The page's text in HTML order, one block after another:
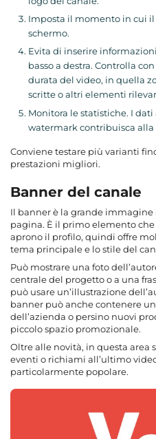
Imposta il momento in cui
schermo.
Evita di inserire
basso a destra. Controlla
durata del video, in quella
scritte o altri elementi
Monitora le statistiche. I
watermark contribuisca alla
Conviene testare più varianti
prestazioni migliori.
Banner del canale
Il banner è la grande
pagina. È il primo elemento
aprono il profilo, quindi offre
tema principale e lo stile del
Può mostrare una foto
centrale del progetto o a una
può usare un’illustrazione
banner può anche contenere
dell’azienda o persino nuovi
piccolo spazio promozionale.
Oltre alle novità, in questa area
eventi o richiami all’ultimo
particolarmente popolare.